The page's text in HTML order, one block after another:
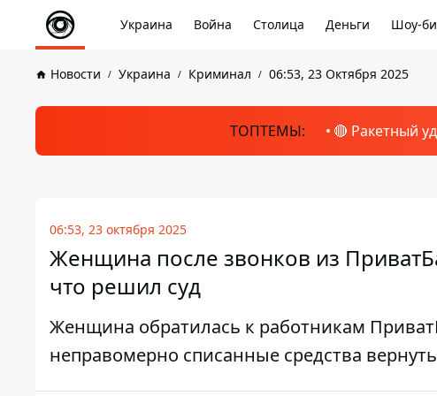
Украина Война Столица Деньги Шоу-
Новости Украина Криминал 06:53, 23 Октября 2025
ТОПТЕМЫ: 🔴 Ракетный
06:53, 23 октября 2025
Женщина после звонков из
что решил суд
Женщина обратилась к работникам
неправомерно списанные средства